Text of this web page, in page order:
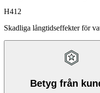
H412
Skadliga långtidseffekter för
Betyg från